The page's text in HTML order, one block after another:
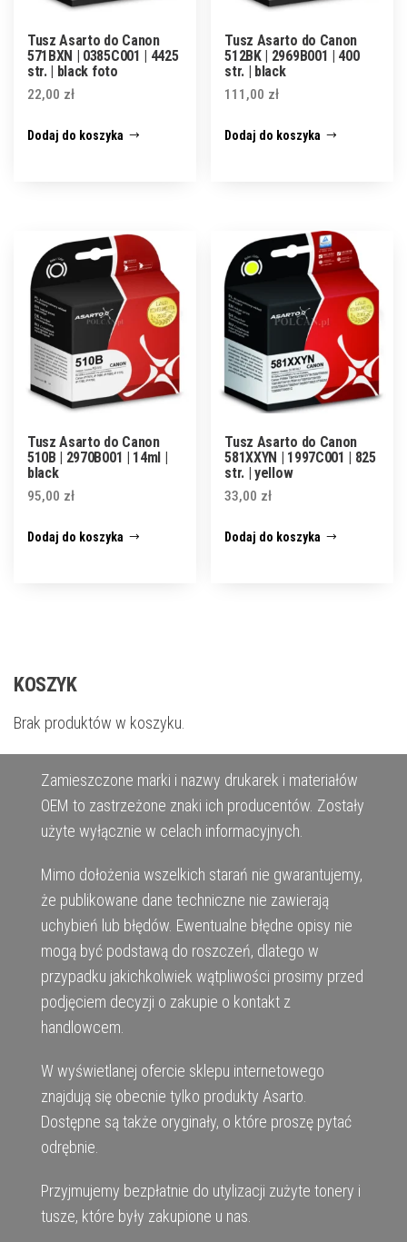
Tusz Asarto do Canon
571BXN | 0385C001 | 4425
str. | black foto
22,00 zł
Dodaj do koszyka
Tusz Asarto do Canon
512BK | 2969B001 | 400
str. | black
111,00 zł
Dodaj do koszyka
Tusz Asarto do Canon
510B | 2970B001 | 14ml |
black
95,00 zł
Dodaj do koszyka
Tusz Asarto do Canon
581XXYN | 1997C001 | 825
str. | yellow
33,00 zł
Dodaj do koszyka
KOSZYK
Brak produktów w koszyku.
Zamieszczone marki i nazwy drukarek i materiałów
OEM to zastrzeżone znaki ich producentów. Zostały
użyte wyłącznie w celach informacyjnych.
Mimo dołożenia wszelkich starań nie gwarantujemy,
że publikowane dane techniczne nie zawierają
uchybień lub błędów. Ewentualne błędne opisy nie
mogą być podstawą do roszczeń, dlatego w
przypadku jakichkolwiek wątpliwości prosimy przed
podjęciem decyzji o zakupie o kontakt z
handlowcem.
W wyświetlanej ofercie sklepu internetowego
znajdują się obecnie tylko produkty Asarto.
Dostępne są także oryginały, o które proszę pytać
odrębnie.
Przyjmujemy bezpłatnie do utylizacji zużyte tonery i
tusze, które były zakupione u nas.